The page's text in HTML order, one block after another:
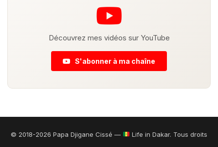
Découvrez mes vidéos sur YouTube
S'abonner à ma chaîne
© 2018-2026 Papa Djigane Cissé —
Life in Dakar. Tous droits